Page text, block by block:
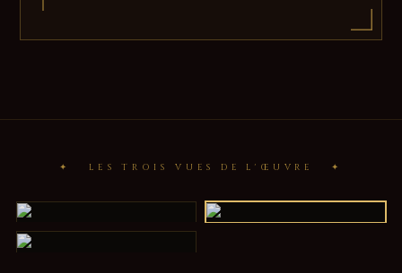
✦ LES TROIS VUES DE L'ŒUVRE ✦
I
Jean-Paul II